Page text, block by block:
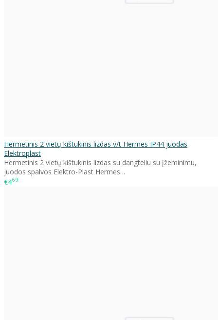
Hermetinis 2 vietų kištukinis lizdas v/t Hermes IP44 juodas
Elektroplast
Hermetinis 2 vietų kištukinis lizdas su dangteliu su įžeminimu,
juodos spalvos Elektro-Plast Hermes ..
€469